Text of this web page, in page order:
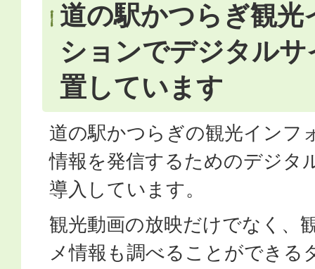
道の駅かつらぎ観光
ションでデジタル
置しています
道の駅かつらぎの観光インフ
情報を発信するためのデジタ
導入しています。
観光動画の放映だけでなく、
メ情報も調べることができる